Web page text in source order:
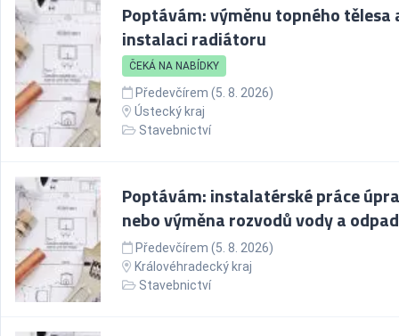
Poptávám: výměnu topného tělesa
instalaci radiátoru
ČEKÁ NA NABÍDKY
Předevčírem (5. 8. 2026)
Ústecký kraj
Stavebnictví
Poptávám: instalatérské práce
nebo výměna rozvodů vody a
Předevčírem (5. 8. 2026)
Královéhradecký kraj
Stavebnictví